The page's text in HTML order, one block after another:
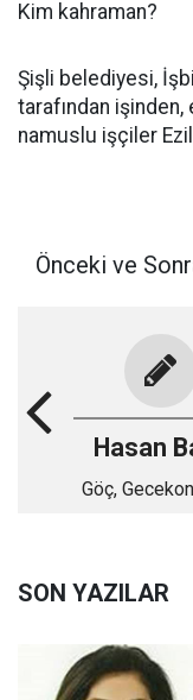
Kim kahraman?
Şişli belediyesi,
tarafından
namuslu işçiler
Önceki ve
Hasan
Göç,
SON YAZILAR